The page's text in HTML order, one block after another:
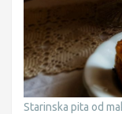
Starinska pita od